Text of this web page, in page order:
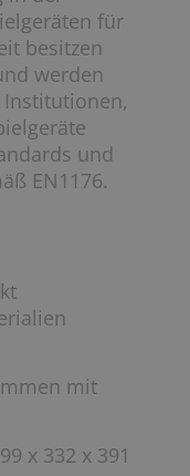
für
besitzen
werden
und
EN1176.
mit
x 332 x 391